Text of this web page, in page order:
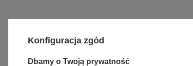
Konfiguracja zgód
Dbamy o Twoją prywatność